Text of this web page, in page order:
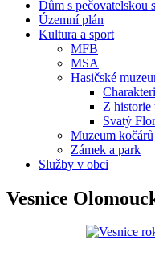
Dům s pečovatelskou
Územní plán
Kultura a sport
MFB
MSA
Hasičské
Z historie
Svatý
Muzeum kočárů
Zámek a park
Služby v obci
Vesnice